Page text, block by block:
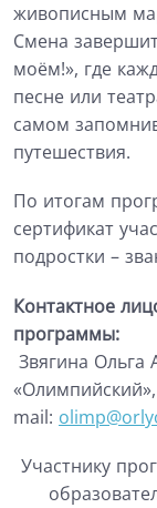
живописным
Смена
моём!», где
песне или
самом
путешествия.
По итогам
сертификат
подростки –
Контактное
программы:
Звягина Ольга
mail:
Участнику